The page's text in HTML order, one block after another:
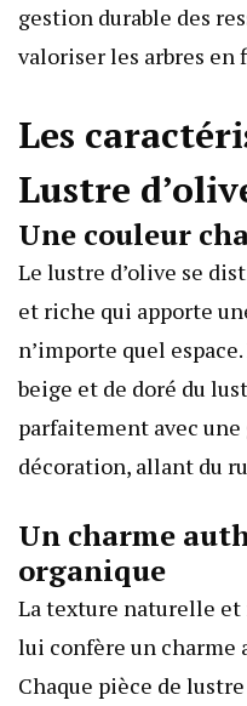
gestion durable des
valoriser les arbres en
Les
Lustre
Une couleur
Le lustre d’olive se
et riche qui apporte
n’importe quel
beige et de doré du
parfaitement avec
décoration, allant du
Un charme
organique
La texture naturelle
lui confère un charme
Chaque pièce de